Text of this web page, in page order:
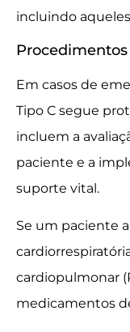
incluindo
Em casos de
Tipo C segue
incluem a
paciente e a
suporte vital.
Se um paciente
cardiopulmonar
medicamentos